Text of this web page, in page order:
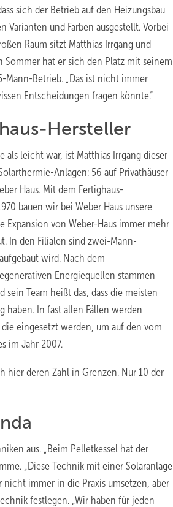
sich der Betrieb auf den Heizungsbau
und Farben ausgestellt. Vorbei
Raum sitzt Matthias Irrgang und
hat er sich den Platz mit seinem
Betrieb. „Das ist nicht immer
Entscheidungen fragen könnte.“
Hersteller
als leicht war, ist Matthias Irrgang dieser
Anlagen: 56 auf Privathäuser
Haus. Mit dem Fertighaus-
bauen wir bei Weber Haus unsere
Expansion von Weber-Haus immer mehr
In den Filialen sind zwei-Mann-
wird. Nach dem
Energiequellen stammen
sein Team heißt das, dass die meisten
haben. In fast allen Fällen werden
eingesetzt werden, um auf den vom
im Jahr 2007.
hier deren Zahl in Grenzen. Nur 10 der
aus. „Beim Pelletkessel hat der
„Diese Technik mit einer Solaranlage
immer in die Praxis umsetzen, aber
festlegen. „Wir haben für jeden